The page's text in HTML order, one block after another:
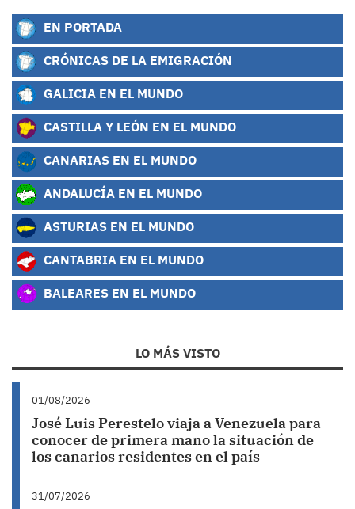
EN PORTADA
CRÓNICAS DE LA EMIGRACIÓN
GALICIA EN EL MUNDO
CASTILLA Y LEÓN EN EL MUNDO
CANARIAS EN EL MUNDO
ANDALUCÍA EN EL MUNDO
ASTURIAS EN EL MUNDO
CANTABRIA EN EL MUNDO
BALEARES EN EL MUNDO
LO MÁS VISTO
01/08/2026
José Luis Perestelo viaja a Venezuela para
conocer de primera mano la situación de
los canarios residentes en el país
31/07/2026